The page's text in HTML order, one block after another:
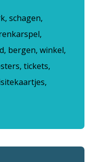
schagen,
bergen, winkel,
tickets,